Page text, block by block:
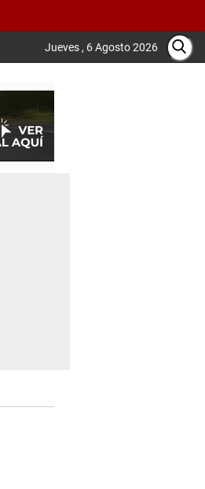
Jueves , 6 Agosto 2026